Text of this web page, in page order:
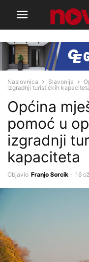
Naslovnica Slavonija
izgradnji turističkih
Općina
pomoć u
izgradnji
kapaciteta
Objavio Franjo Sorcik - 16